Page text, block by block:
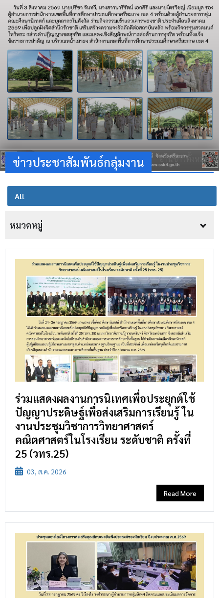
ข่าวประชาสัมพันธ์กลุ่มงาน อ่านข่าวทั้งหมด
All
หมวดหมู่
ร่วมแสดงผลงานการนิเทศเพื่อประยุกต์ใช้
ปัญญาประดิษฐ์เพื่อส่งเสริมการเรียนรู้ ใน
งานประชุมวิชาการวิทยาศาสตร์
คณิตศาสตร์ในโรงเรียน ระดับชาติ ครั้งที่
25 (วทร.25)
03, ส.ค. 2026
Read More